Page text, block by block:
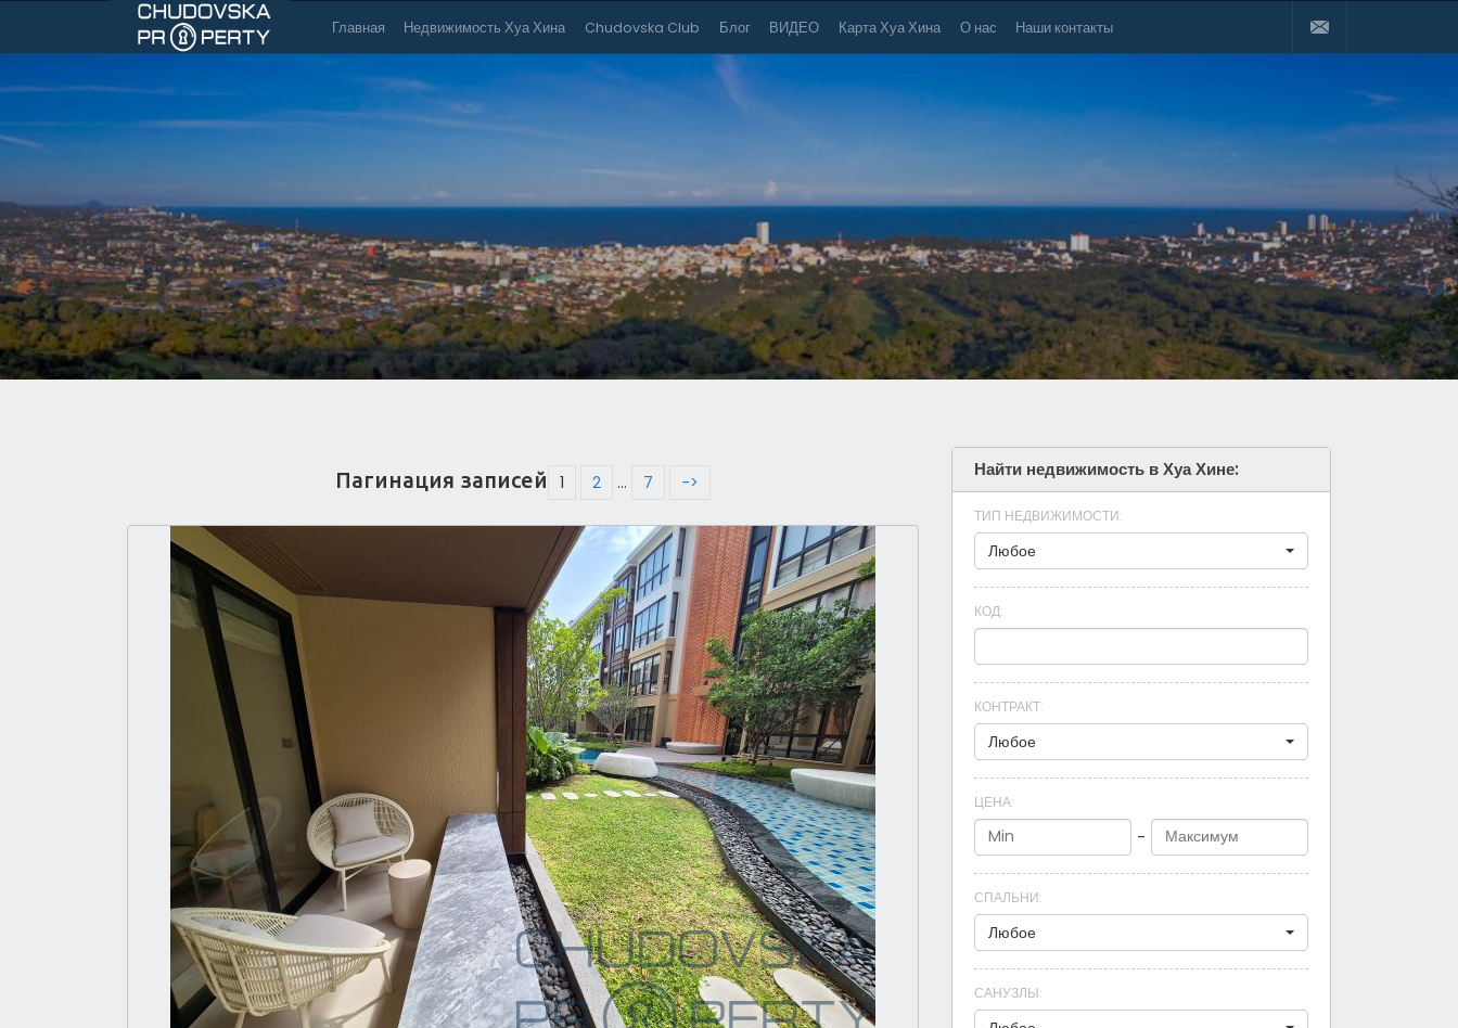
Главная Недвижимость Хуа Хина Chudovska Club Блог ВИДЕО Карта Хуа Хина О нас Наши контакты
Найти недвижимость в Хуа Хине:
ТИП НЕДВИЖИМОСТИ:
Любое
КОД:
КОНТРАКТ:
Любое
ЦЕНА:
-
СПАЛЬНИ:
Любое
САНУЗЛЫ:
Пагинация записей 1 2 … 7 ->